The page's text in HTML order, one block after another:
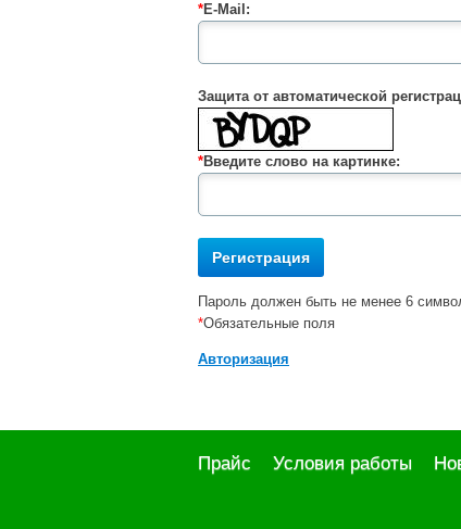
*E-Mail:
Защита от автоматической
*Введите слово на картинке:
Пароль должен быть не менее 6
*Обязательные поля
Авторизация
Прайс Условия работы